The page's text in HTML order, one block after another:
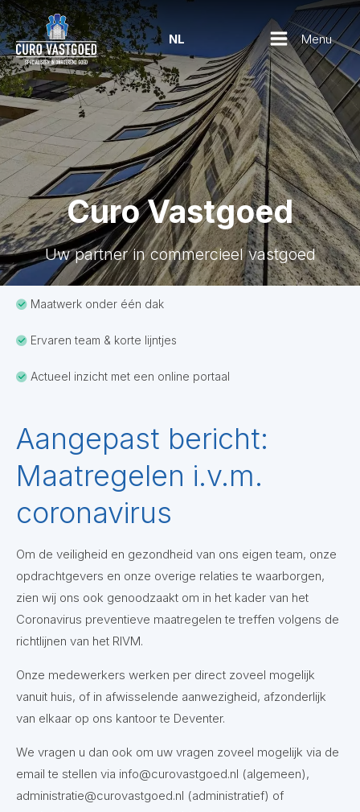
NL Menu
Curo Vastgoed
Uw partner in commercieel vastgoed
Maatwerk onder één dak
Ervaren team & korte lijntjes
Actueel inzicht met een online portaal
Aangepast bericht:
Maatregelen i.v.m.
coronavirus
Om de veiligheid en gezondheid van ons eigen team, onze
opdrachtgevers en onze overige relaties te waarborgen,
zien wij ons ook genoodzaakt om in het kader van het
Coronavirus preventieve maatregelen te treffen volgens de
richtlijnen van het RIVM.
Onze medewerkers werken per direct zoveel mogelijk
vanuit huis, of in afwisselende aanwezigheid, afzonderlijk
van elkaar op ons kantoor te Deventer.
We vragen u dan ook om uw vragen zoveel mogelijk via de
email te stellen via info@curovastgoed.nl (algemeen),
administratie@curovastgoed.nl (administratief) of